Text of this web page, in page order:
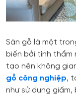
Sàn gỗ là một
biến bởi tính thẩm
tạo nên không
gỗ công nghiệp,
như sử dụng